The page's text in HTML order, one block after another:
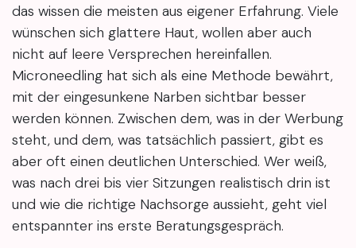
das wissen die meisten aus eigener Erfahrung. Viele
wünschen sich glattere Haut, wollen aber auch
nicht auf leere Versprechen hereinfallen.
Microneedling hat sich als eine Methode bewährt,
mit der eingesunkene Narben sichtbar besser
werden können. Zwischen dem, was in der Werbung
steht, und dem, was tatsächlich passiert, gibt es
aber oft einen deutlichen Unterschied. Wer weiß,
was nach drei bis vier Sitzungen realistisch drin ist
und wie die richtige Nachsorge aussieht, geht viel
entspannter ins erste Beratungsgespräch.